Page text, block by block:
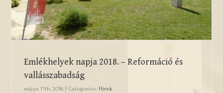
Emlékhelyek napja 2018. – Reformáció és
vallásszabadság
május 17th, 2018 Categories: Hírek